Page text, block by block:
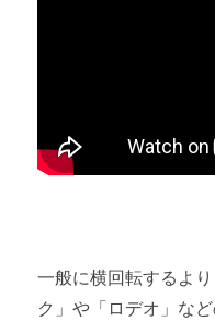
一般に横回転するよ
ク」や「ロデオ」な